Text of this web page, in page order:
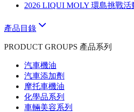
2026 LIQUI MOLY 環島挑戰活
產品目錄
PRODUCT GROUPS 產品系列
汽車機油
汽車添加劑
摩托車機油
化學品系列
車輛美容系列